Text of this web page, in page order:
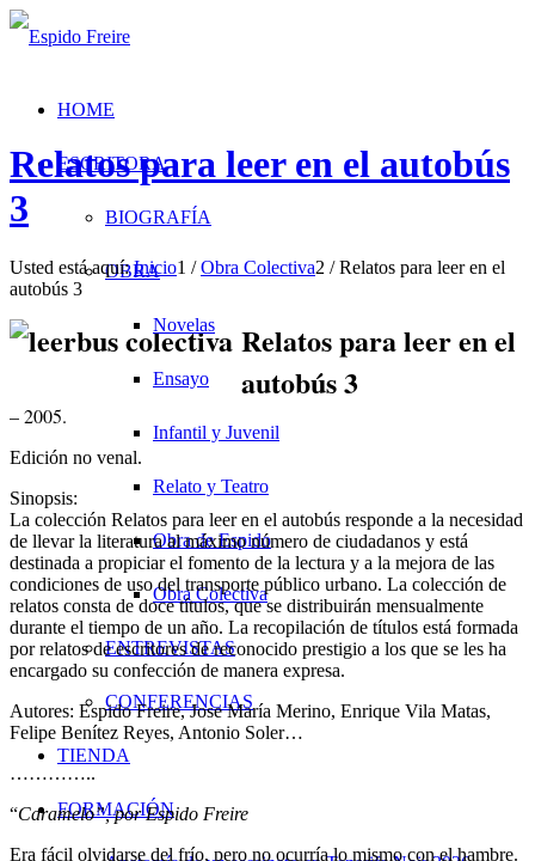
HOME
ESCRITORA
BIOGRAFÍA
OBRA
Novelas
Ensayo
Infantil y Juvenil
Relato y Teatro
Obra de Espido
Obra Colectiva
ENTREVISTAS
CONFERENCIAS
TIENDA
FORMACIÓN
Relatos para leer en el autobús
3
Usted está aquí: Inicio1 / Obra Colectiva2 / Relatos para leer en el
autobús 3
Relatos para leer en el
autobús 3
– 2005.
Edición no venal.
Sinopsis:
La colección Relatos para leer en el autobús responde a la necesidad
de llevar la literatura al máximo número de ciudadanos y está
destinada a propiciar el fomento de la lectura y a la mejora de las
condiciones de uso del transporte público urbano. La colección de
relatos consta de doce títulos, que se distribuirán mensualmente
durante el tiempo de un año. La recopilación de títulos está formada
por relatos de escritores de reconocido prestigio a los que se les ha
encargado su confección de manera expresa.
Autores: Espido Freire, Jose María Merino, Enrique Vila Matas,
Felipe Benítez Reyes, Antonio Soler…
…………..
“Caramelo”, por Espido Freire
Era fácil olvidarse del frío, pero no ocurría lo mismo con el hambre.